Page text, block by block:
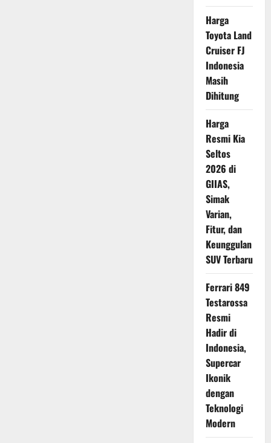
Harga
Toyota Land
Cruiser FJ
Indonesia
Masih
Dihitung
Harga
Resmi Kia
Seltos
2026 di
GIIAS,
Simak
Varian,
Fitur, dan
Keunggulan
SUV Terbaru
Ferrari 849
Testarossa
Resmi
Hadir di
Indonesia,
Supercar
Ikonik
dengan
Teknologi
Modern